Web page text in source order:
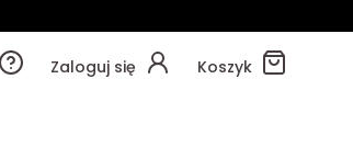
Zaloguj się Koszyk